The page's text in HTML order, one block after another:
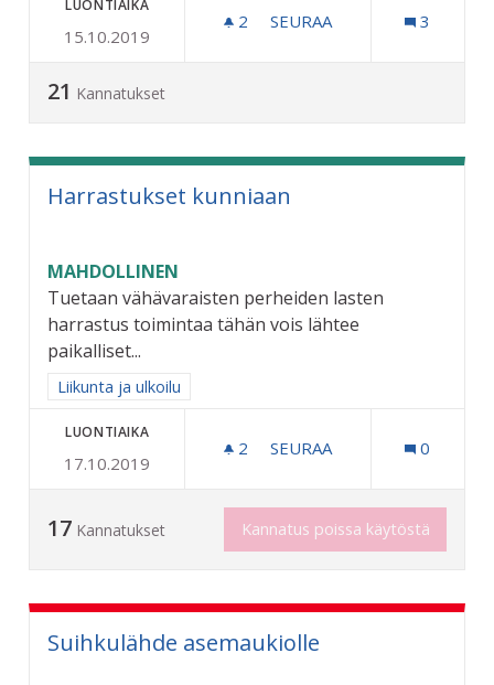
LUONTIAIKA
15.10.2019
2 2 SEURAAJAA
SEURAA 3
21 Kannatukset
Harrastukset kunniaan
MAHDOLLINEN
Tuetaan vähävaraisten perheiden lasten
harrastus toimintaa tähän vois lähtee
paikalliset...
Rajaa tulokset aihepiirin mukaan: Liikunta ja ulkoilu
Liikunta ja ulkoilu
LUONTIAIKA
17.10.2019
2 2 SEURAAJAA
SEURAA 0
17 Kannatukset Kannatus poissa käytöstä
Suihkulähde asemaukiolle